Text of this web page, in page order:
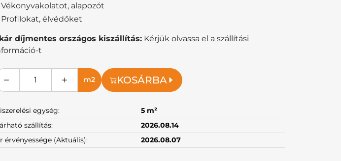
Vékonyvakolatot, alapozót
Profilokat, élvédőket
díjmentes országos kiszállítás: Kérjük olvassa el a szállítási
t
m2 KOSÁRBA
egység:
5 m²
szállítás:
2026.08.14
érvényessége (Aktuális):
2026.08.07